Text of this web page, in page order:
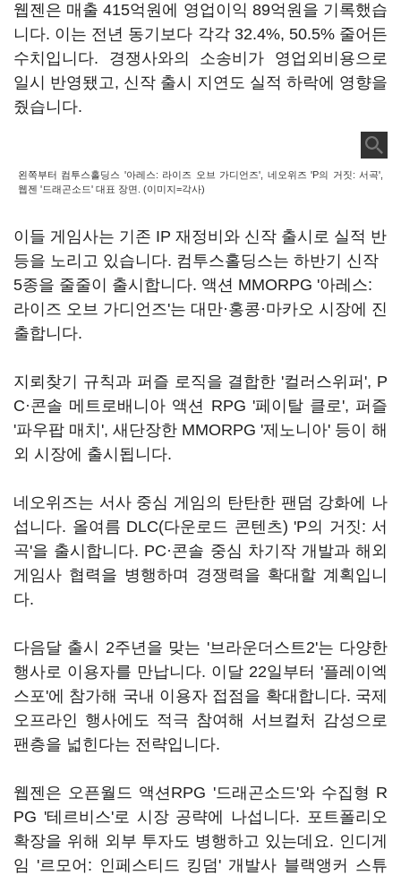
웹젠은 매출 415억원에 영업이익 89억원을 기록했습
니다. 이는 전년 동기보다 각각 32.4%, 50.5% 줄어든
수치입니다. 경쟁사와의 소송비가 영업외비용으로
일시 반영됐고, 신작 출시 지연도 실적 하락에 영향을
줬습니다.
왼쪽부터 컴투스홀딩스 '아레스: 라이즈 오브 가디언즈', 네오위즈 'P의 거짓: 서곡',
웹젠 '드래곤소드' 대표 장면. (이미지=각사)
이들 게임사는 기존 IP 재정비와 신작 출시로 실적 반
등을 노리고 있습니다. 컴투스홀딩스는 하반기 신작
5종을 줄줄이 출시합니다. 액션 MMORPG '아레스:
라이즈 오브 가디언즈'는 대만·홍콩·마카오 시장에 진
출합니다.
지뢰찾기 규칙과 퍼즐 로직을 결합한 '컬러스위퍼', P
C·콘솔 메트로배니아 액션 RPG '페이탈 클로', 퍼즐
'파우팝 매치', 새단장한 MMORPG '제노니아' 등이 해
외 시장에 출시됩니다.
네오위즈는 서사 중심 게임의 탄탄한 팬덤 강화에 나
섭니다. 올여름 DLC(다운로드 콘텐츠) 'P의 거짓: 서
곡'을 출시합니다. PC·콘솔 중심 차기작 개발과 해외
게임사 협력을 병행하며 경쟁력을 확대할 계획입니
다.
다음달 출시 2주년을 맞는 '브라운더스트2'는 다양한
행사로 이용자를 만납니다. 이달 22일부터 '플레이엑
스포'에 참가해 국내 이용자 접점을 확대합니다. 국제
오프라인 행사에도 적극 참여해 서브컬처 감성으로
팬층을 넓힌다는 전략입니다.
웹젠은 오픈월드 액션RPG '드래곤소드'와 수집형 R
PG '테르비스'로 시장 공략에 나섭니다. 포트폴리오
확장을 위해 외부 투자도 병행하고 있는데요. 인디게
임 '르모어: 인페스티드 킹덤' 개발사 블랙앵커 스튜